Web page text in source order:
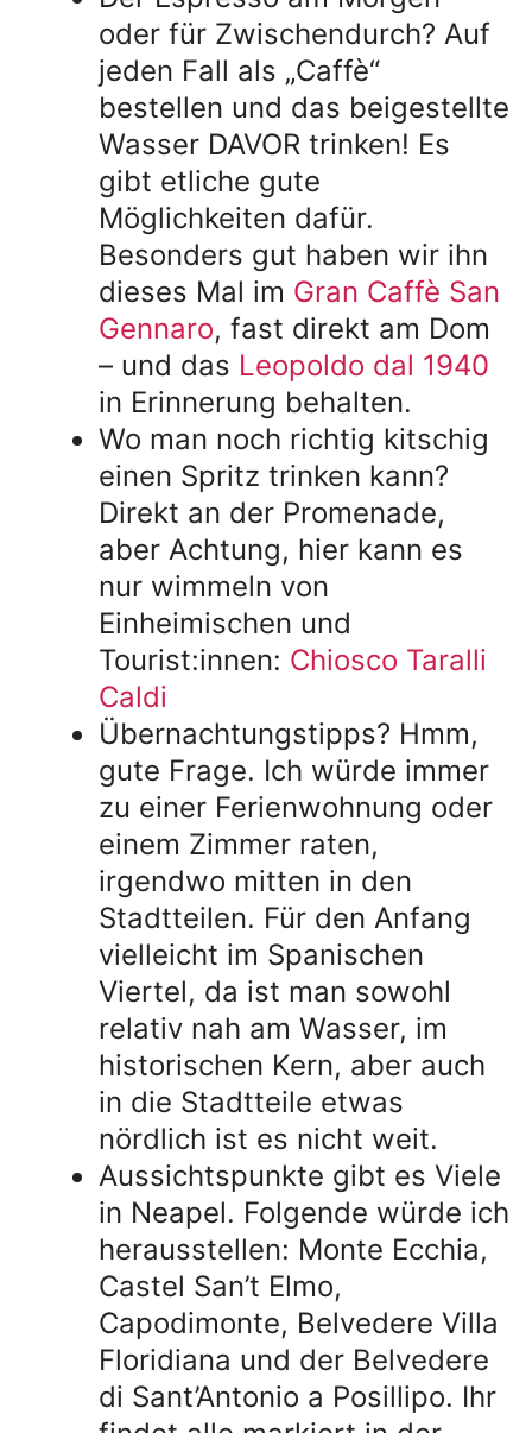
oder für Zwischendurch? Auf
jeden Fall als „Caffè“
bestellen und das beigestellte
Wasser DAVOR trinken! Es
gibt etliche gute
Möglichkeiten dafür.
Besonders gut haben wir ihn
dieses Mal im Gran Caffè San
Gennaro, fast direkt am Dom
– und das Leopoldo dal 1940
in Erinnerung behalten.
Wo man noch richtig kitschig
einen Spritz trinken kann?
Direkt an der Promenade,
aber Achtung, hier kann es
nur wimmeln von
Einheimischen und
Tourist:innen: Chiosco Taralli
Caldi
Übernachtungstipps? Hmm,
gute Frage. Ich würde immer
zu einer Ferienwohnung oder
einem Zimmer raten,
irgendwo mitten in den
Stadtteilen. Für den Anfang
vielleicht im Spanischen
Viertel, da ist man sowohl
relativ nah am Wasser, im
historischen Kern, aber auch
in die Stadtteile etwas
nördlich ist es nicht weit.
Aussichtspunkte gibt es Viele
in Neapel. Folgende würde ich
herausstellen: Monte Ecchia,
Castel San’t Elmo,
Capodimonte, Belvedere Villa
Floridiana und der Belvedere
di Sant’Antonio a Posillipo. Ihr